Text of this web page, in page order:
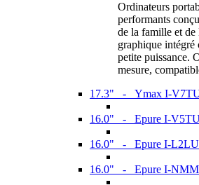
Ordinateurs
performants
de la famille et de
graphique intégré
petite puissance.
mesure,
17.3" - Ymax I-
16.0" - Epure I-
16.0" - Epure I-L2LU
16.0" - Epure I-